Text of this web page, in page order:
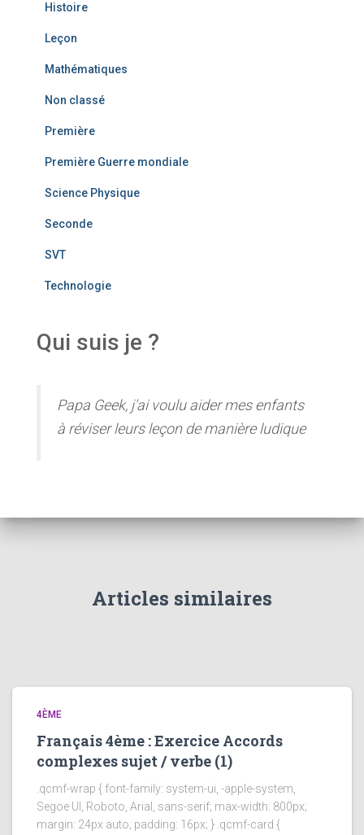
Histoire
Leçon
Mathématiques
Non classé
Première
Première Guerre mondiale
Science Physique
Seconde
SVT
Technologie
Qui suis je ?
Papa Geek, j'ai voulu aider mes enfants
à réviser leurs leçon de manière ludique
Articles similaires
4ÈME
Français 4ème : Exercice Accords
complexes sujet / verbe (1)
.qcmf-wrap { font-family: system-ui, -apple-system,
Segoe UI, Roboto, Arial, sans-serif; max-width: 800px;
margin: 24px auto; padding: 16px; } .qcmf-card {